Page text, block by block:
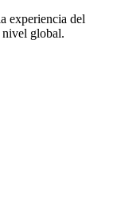
experiencia del
nivel global.